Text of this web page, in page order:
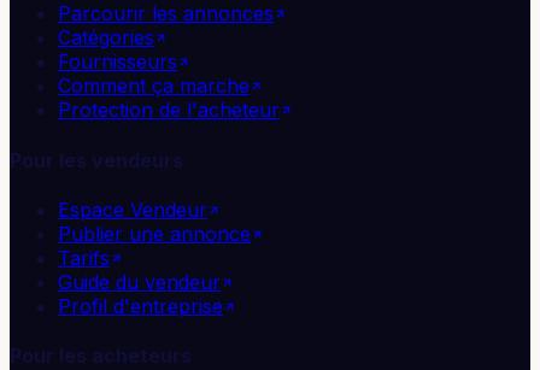
Parcourir les annonces
Catégories
Fournisseurs
Comment ça marche
Protection de l'acheteur
Pour les vendeurs
Espace Vendeur
Publier une annonce
Tarifs
Guide du vendeur
Profil d'entreprise
Pour les acheteurs